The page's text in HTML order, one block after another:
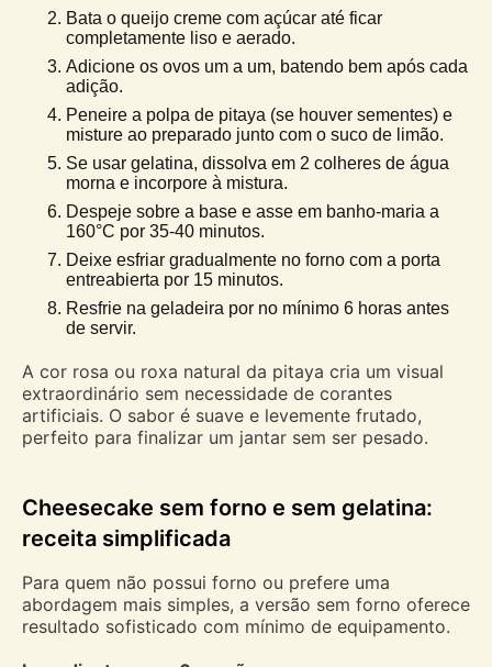
Bata o queijo creme com açúcar até ficar
completamente liso e aerado.
Adicione os ovos um a um, batendo bem após cada
adição.
Peneire a polpa de pitaya (se houver sementes) e
misture ao preparado junto com o suco de limão.
Se usar gelatina, dissolva em 2 colheres de água
morna e incorpore à mistura.
Despeje sobre a base e asse em banho-maria a
160°C por 35-40 minutos.
Deixe esfriar gradualmente no forno com a porta
entreabierta por 15 minutos.
Resfrie na geladeira por no mínimo 6 horas antes
de servir.
A cor rosa ou roxa natural da pitaya cria um visual
extraordinário sem necessidade de corantes
artificiais. O sabor é suave e levemente frutado,
perfeito para finalizar um jantar sem ser pesado.
Cheesecake sem forno e sem gelatina:
receita simplificada
Para quem não possui forno ou prefere uma
abordagem mais simples, a versão sem forno oferece
resultado sofisticado com mínimo de equipamento.